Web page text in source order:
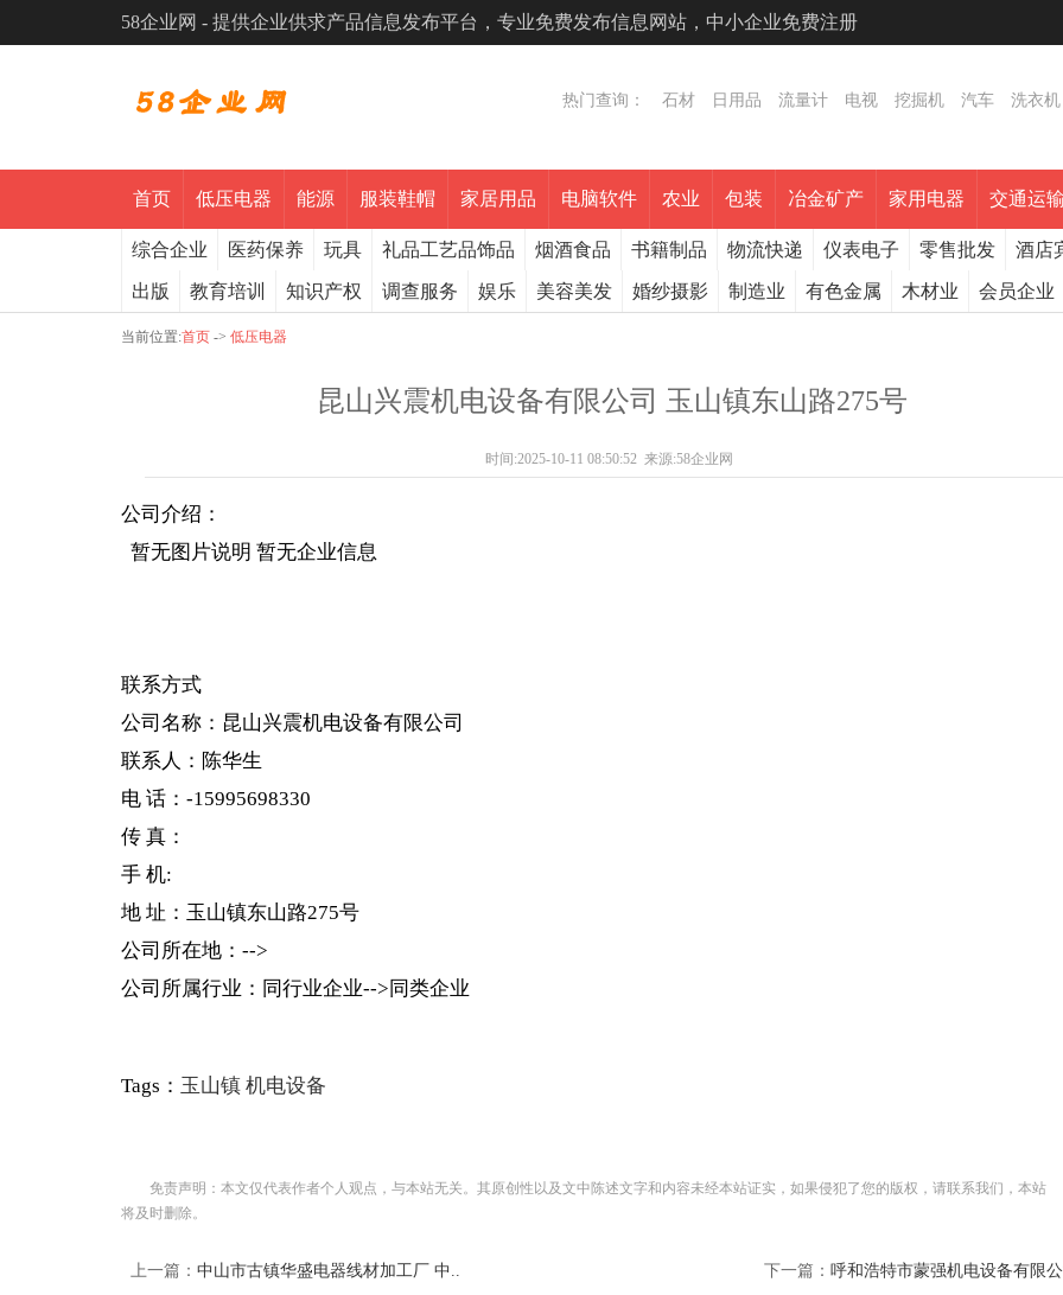
58企业网 - 提供企业供求产品信息发布平台，专业免费发布信息网站，中小企业免费注册
热门查询： 石材 日用品 流量计 电视 挖掘机 汽车 洗衣机
首页 低压电器 能源 服装鞋帽 家居用品 电脑软件 农业 包装 冶金矿产 家用电器 交通运输
综合企业 医药保养 玩具 礼品工艺品饰品 烟酒食品 书籍制品 物流快递 仪表电子 零售批发 酒店
出版 教育培训 知识产权 调查服务 娱乐 美容美发 婚纱摄影 制造业 有色金属 木材业 会员企业
当前位置:首页 -> 低压电器
昆山兴震机电设备有限公司 玉山镇东山路275号
时间:2025-10-11 08:50:52 来源:58企业网
公司介绍：
暂无图片说明 暂无企业信息
联系方式
公司名称： 昆山兴震机电设备有限公司
联系人：陈华生
电 话：-15995698330
传 真：
手 机:
地 址：玉山镇东山路275号
公司所在地：-->
公司所属行业：同行业企业-->同类企业
Tags： 玉山镇 机电设备
免责声明：本文仅代表作者个人观点，与本站无关。其原创性以及文中陈述文字和内容未经本站证实，如果侵犯了您的版权，请联系我们，本站
将及时删除。
上一篇： 中山市古镇华盛电器线材加工厂 中.. 下一篇： 呼和浩特市蒙强机电设备有限公